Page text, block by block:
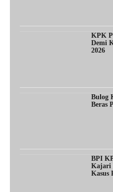
KPK
Demi
2026
Bulog
Beras
BPI
Kajari
Kasus